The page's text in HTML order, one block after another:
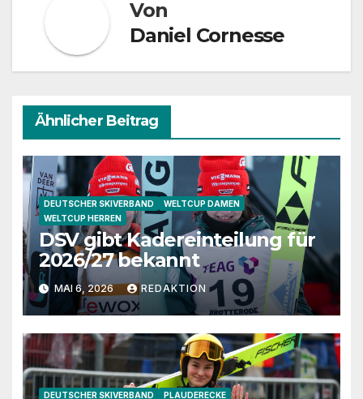
Von
Daniel Cornesse
Ähnlicher Beitrag
DEUTSCHER SKIVERBAND
WELTCUP DAMEN
WELTCUP HERREN
DSV gibt Kadereinteilung für
2026/27 bekannt
MAI 6, 2026 REDAKTION
DEUTSCHER SKIVERBAND PLAUDERECKE